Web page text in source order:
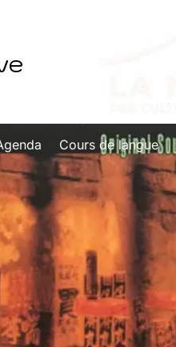
Cours de langue